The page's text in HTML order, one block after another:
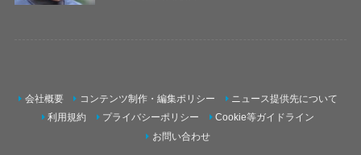
会社概要 コンテンツ制作・編集ポリシー
ニュース提供先について
利用規約
プライバシーポリシー
Cookie等ガイドライン
お問い合わせ